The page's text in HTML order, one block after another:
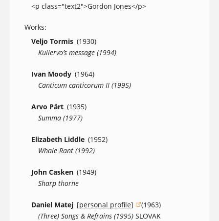
<p class="text2">Gordon Jones</p>
Works:
Veljo Tormis (1930)
Kullervo’s message (1994)
Ivan Moody (1964)
Canticum canticorum II (1995)
Arvo Pärt (1935)
Summa (1977)
Elizabeth Liddle (1952)
Whale Rant (1992)
John Casken (1949)
Sharp thorne
Daniel Matej [personal profile]
(opens in a new window)
(1963)
(Three) Songs & Refrains (1995) SLOVAK